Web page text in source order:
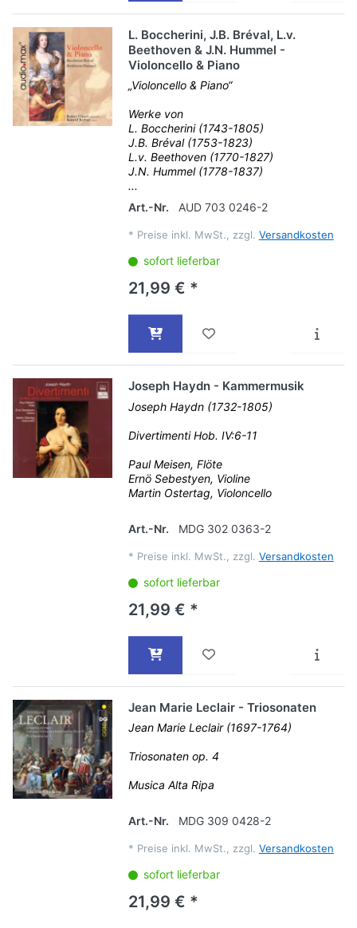
L. Boccherini, J.B. Bréval, L.v.
Beethoven & J.N. Hummel -
Violoncello & Piano
„Violoncello & Piano“
Werke von
L. Boccherini (1743-1805)
J.B. Bréval (1753-1823)
L.v. Beethoven (1770-1827)
J.N. Hummel (1778-1837)
...
Art.-Nr.
AUD 703 0246-2
* Preise inkl. MwSt., zzgl. Versandkosten
sofort lieferbar
21,99 € *
Joseph Haydn - Kammermusik
Joseph Haydn (1732-1805)
Divertimenti Hob. IV:6-11
Paul Meisen, Flöte
Ernö Sebestyen, Violine
Martin Ostertag, Violoncello
Art.-Nr. MDG 302 0363-2
* Preise inkl. MwSt., zzgl. Versandkosten
sofort lieferbar
21,99 € *
Jean Marie Leclair - Triosonaten
Jean Marie Leclair (1697-1764)
Triosonaten op. 4
Musica Alta Ripa
Art.-Nr. MDG 309 0428-2
* Preise inkl. MwSt., zzgl. Versandkosten
sofort lieferbar
21,99 € *